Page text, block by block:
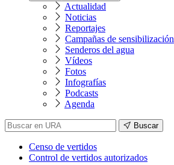
Actualidad
Noticias
Reportajes
Campañas de sensibilización
Senderos del agua
Vídeos
Fotos
Infografías
Podcasts
Agenda
Buscar
Censo de vertidos
Control de vertidos autorizados